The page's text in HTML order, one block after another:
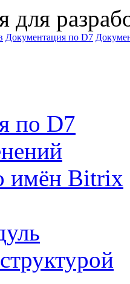
для
Документация по D7
по D7
имён Bitrix